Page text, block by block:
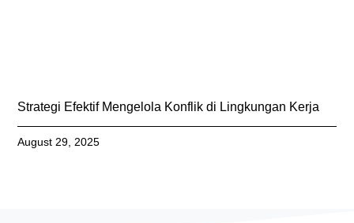
Strategi Efektif Mengelola Konflik di Lingkungan Kerja
August 29, 2025